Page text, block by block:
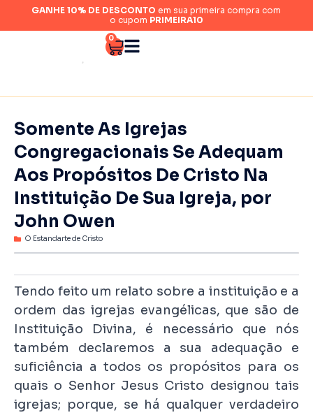
GANHE 10% DE DESCONTO em sua primeira compra com
o cupom PRIMEIRA10
0
Somente As Igrejas
Congregacionais Se Adequam
Aos Propósitos De Cristo Na
Instituição De Sua Igreja, por
John Owen
O Estandarte de Cristo
Tendo feito um relato sobre a instituição e a
ordem das igrejas evangélicas, que são de
Instituição Divina, é necessário que nós
também declaremos a sua adequação e
suficiência a todos os propósitos para os
quais o Senhor Jesus Cristo designou tais
igrejas; porque, se há qualquer verdadeiro